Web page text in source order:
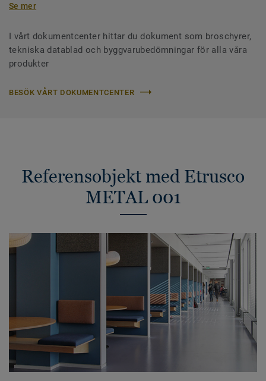
Se mer
I vårt dokumentcenter hittar du dokument som broschyrer,
tekniska datablad och byggvarubedömningar för alla våra
produkter
BESÖK VÅRT DOKUMENTCENTER
Referensobjekt med Etrusco
METAL 001